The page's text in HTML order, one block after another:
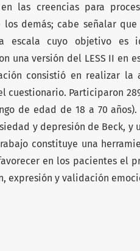
las creencias para
demás; cabe señalar
escala cuyo objetivo es
una versión del LESS II en
consistió en realizar la
Participaron
de edad de 18 a 70
y depresión de Beck, y
constituye una
en los pacientes el
expresión y validación